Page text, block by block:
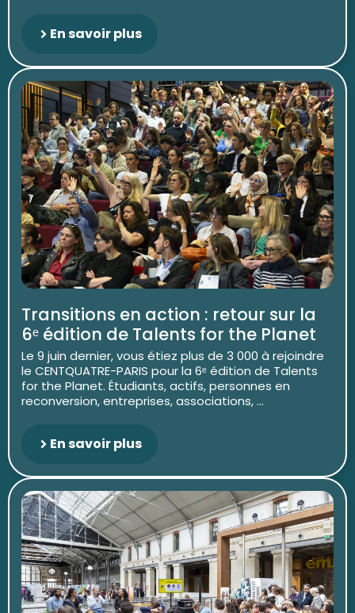
En savoir plus
Transitions en action : retour sur la
6ᵉ édition de Talents for the Planet
Le 9 juin dernier, vous étiez plus de 3 000 à rejoindre
le CENTQUATRE-PARIS pour la 6ᵉ édition de Talents
for the Planet. Étudiants, actifs, personnes en
reconversion, entreprises, associations, ...
En savoir plus